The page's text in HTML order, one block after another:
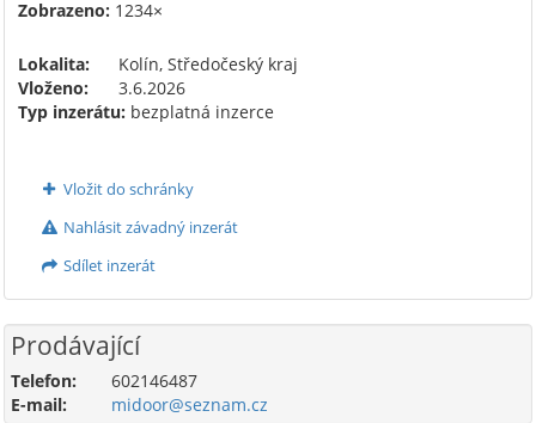
Zobrazeno: 1234×
Lokalita:
Kolín, Středočeský kraj
Vloženo:
3.6.2026
Typ inzerátu: bezplatná inzerce
Vložit do schránky
Nahlásit závadný inzerát
Sdílet inzerát
Prodávající
Telefon:
602146487
E-mail:
midoor@seznam.cz